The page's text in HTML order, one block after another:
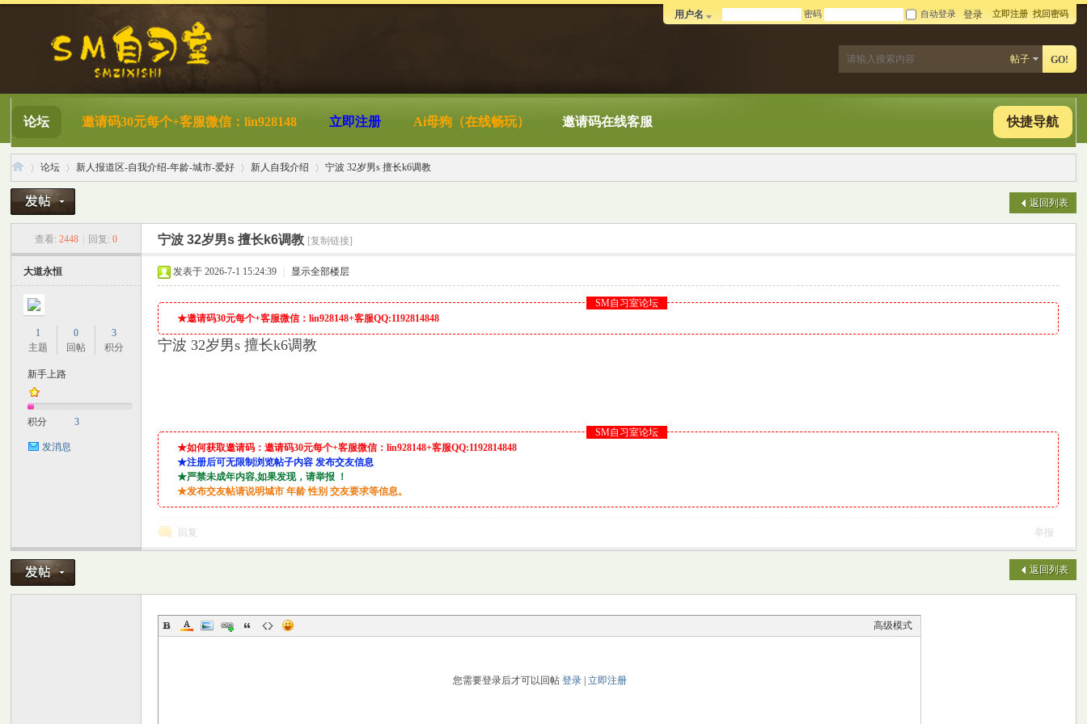
用户名 密码 自动登录 登录 立即注册 找回密码
帖子 GO!
快捷导航
论坛 邀请码30元每个+客服微信：lin928148 立即注册 Ai母狗（在线畅玩） 邀请码在线客服
自
论坛
›
新人报道区-自我介绍-年龄-城市-爱好
›
新人自我介绍
›
宁波 32岁男s 擅长k6调教
返回列表
查看: 2448 回复: 0 宁波 32岁男s 擅长k6调教 [复制链接]
大道永恒
1
主题
0
回帖
3
积分
新手上路
积分 3
发消息
发表于 2026-7-1 15:24:39 显示全部楼层
SM自习室论坛
★邀请码30元每个+客服微信：lin928148+客服QQ:1192814848
宁波 32岁男s 擅长k6调教
SM自习室论坛
★如何获取邀请码：邀请码30元每个+客服微信：lin928148+客服QQ:1192814848
★注册后可无限制浏览帖子内容 发布交友信息
★严禁未成年内容,如果发现，请举报 ！
★发布交友帖请说明城市 年龄 性别 交友要求等信息。
回复 举报
返回列表
高级模式
您需要登录后才可以回帖 登录| 立即注册